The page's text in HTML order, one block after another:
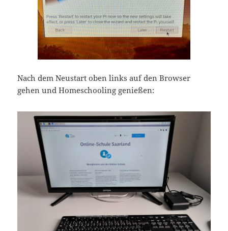
Nach dem Neustart oben links auf den Browser
gehen und Homeschooling genießen: